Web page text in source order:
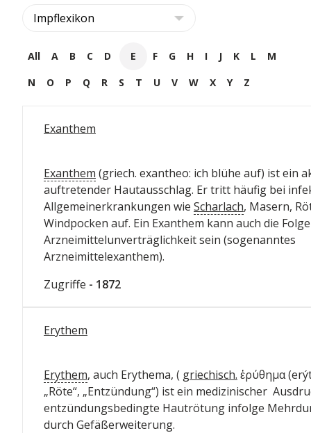
All A B C D E F G H I J K L
M
N
O P Q R S T U V W X Y Z
Exanthem
Exanthem (griech. exantheo: ich blühe auf) ist ein
auftretender Hautausschlag. Er tritt häufig bei
Allgemeinerkrankungen wie Scharlach, Masern,
Windpocken auf. Ein Exanthem kann auch die
Arzneimittelunverträglichkeit sein (sogenanntes
Arzneimittelexanthem).
Zugriffe - 1872
Erythem
Erythem, auch Erythema, ( griechisch. ἐρύθημα
„Röte“, „Entzündung“) ist ein medizinischer
entzündungsbedingte Hautrötung infolge
durch Gefäßerweiterung.